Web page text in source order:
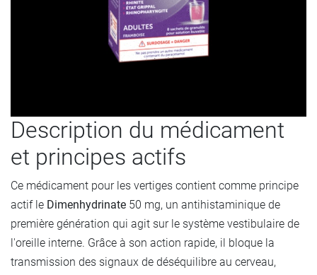
Description du médicament
et principes actifs
Ce médicament pour les vertiges contient comme principe
actif le Dimenhydrinate 50 mg, un antihistaminique de
première génération qui agit sur le système vestibulaire de
l'oreille interne. Grâce à son action rapide, il bloque la
transmission des signaux de déséquilibre au cerveau,